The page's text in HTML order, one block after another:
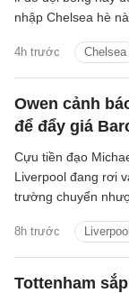
4h trước Chelsea
nhập Chelsea hè
Owen cảnh
để đẩy giá
8h trước Liverpool
Cựu tiền đạo
Liverpool đang rơi
trường chuyển
người thay
Bradley Barcola
Tottenham